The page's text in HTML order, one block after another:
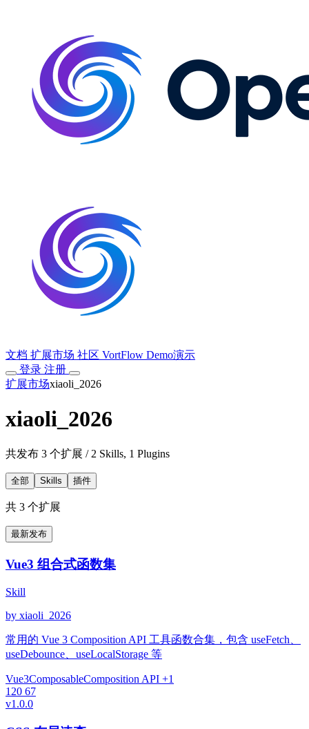
文档 扩展市场 社区 VortFlow Demo演示
登录 注册
扩展市场xiaoli_2026
xiaoli_2026
共发布 3 个扩展 /2 Skills, 1 Plugins
全部 Skills 插件
共 3 个扩展
最新发布
Vue3 组合式函数集
Skill
by xiaoli_2026
常用的 Vue 3 Composition API 工具函数合集，包含 useFetch、
useDebounce、useLocalStorage 等
Vue3ComposableComposition API +1
120 67
v1.0.0